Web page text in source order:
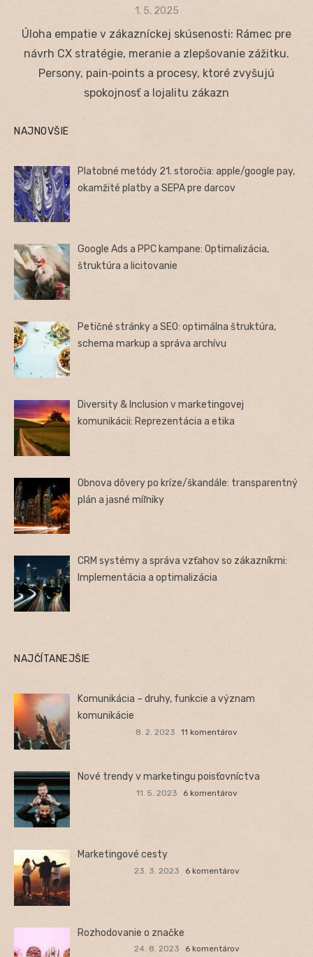
Posted
1. 5. 2025
Úloha empatie v zákazníckej skúsenosti: Rámec pre
návrh CX stratégie, meranie a zlepšovanie zážitku.
Persony, pain‑points a procesy, ktoré zvyšujú
spokojnosť a lojalitu zákazn
NAJNOVŠIE
Platobné metódy 21. storočia: apple/google pay,
okamžité platby a SEPA pre darcov
Google Ads a PPC kampane: Optimalizácia,
štruktúra a licitovanie
Petičné stránky a SEO: optimálna štruktúra,
schema markup a správa archívu
Diversity & Inclusion v marketingovej
komunikácii: Reprezentácia a etika
Obnova dôvery po kríze/škandále: transparentný
plán a jasné míľniky
CRM systémy a správa vzťahov so zákazníkmi:
Implementácia a optimalizácia
NAJČÍTANEJŠIE
Komunikácia – druhy, funkcie a význam
komunikácie
8. 2. 2023 11 komentárov
Nové trendy v marketingu poisťovníctva
11. 5. 2023 6 komentárov
Marketingové cesty
23. 3. 2023 6 komentárov
Rozhodovanie o značke
24. 8. 2023 6 komentárov